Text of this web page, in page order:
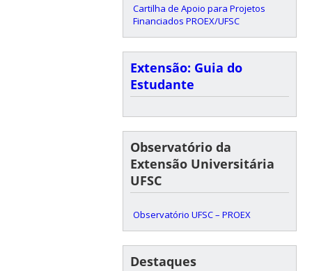
Cartilha de Apoio para Projetos
Financiados PROEX/UFSC
Extensão: Guia do
Estudante
Observatório da
Extensão Universitária
UFSC
Observatório UFSC – PROEX
Destaques